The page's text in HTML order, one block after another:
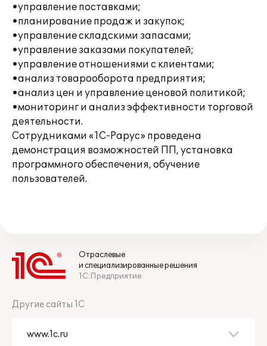
•управление поставками;
•планирование продаж и закупок;
•управление складскими запасами;
•управление заказами покупателей;
•управление отношениями с клиентами;
•анализ товарооборота предприятия;
•анализ цен и управление ценовой политикой;
•мониторинг и анализ эффективности торговой
деятельности.
Сотрудниками «1С-Рарус» проведена
демонстрация возможностей ПП, установка
программного обеспечения, обучение
пользователей.
Отраслевые
и специализированные решения
1С:Предприятие
Другие сайты 1С